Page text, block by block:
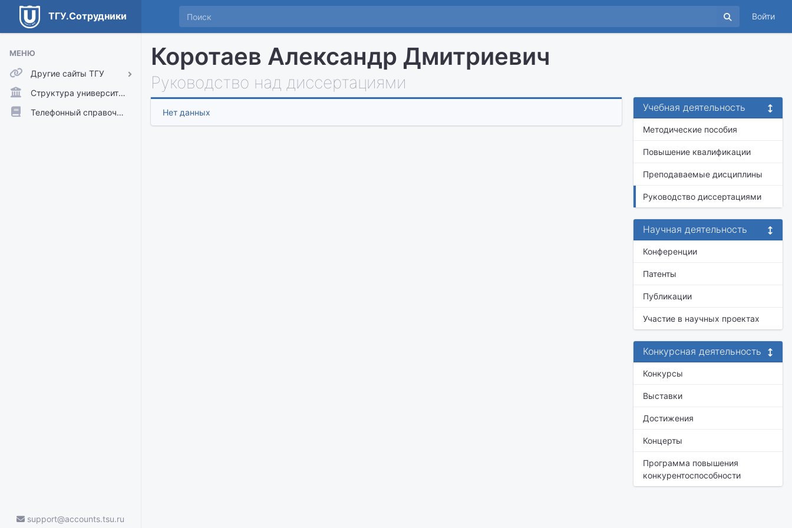
ТГУ.Сотрудники Войти
МЕНЮ
Другие сайты ТГУ
ТГУ.Аккаунты
ТГУ.Расписание
Структура университета
Телефонный справочник
support@accounts.tsu.ru
Коротаев Александр Дмитриевич
Руководство над диссертациями
Нет данных Учебная деятельность
Методические пособия
Повышение квалификации
Преподаваемые дисциплины
Руководство диссертациями
Научная деятельность
Конференции
Патенты
Публикации
Участие в научных проектах
Конкурсная деятельность
Конкурсы
Выставки
Достижения
Концерты
Программа повышения
конкурентоспособности